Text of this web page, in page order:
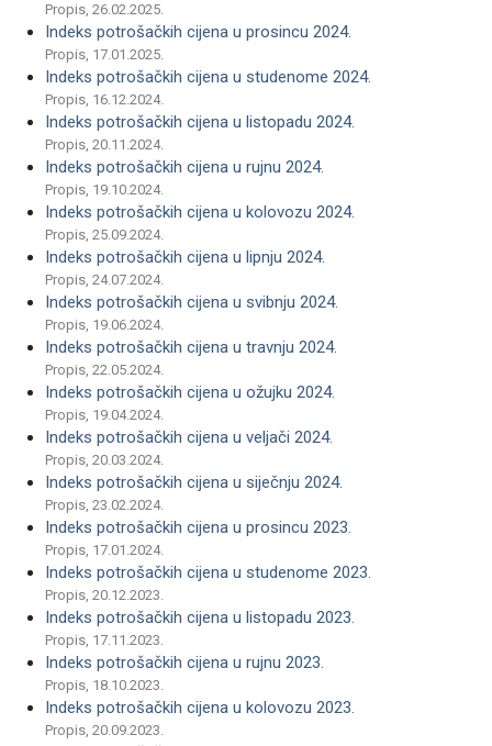
Propis, 26.02.2025.
Indeks potrošačkih cijena u prosincu 2024.
Propis, 17.01.2025.
Indeks potrošačkih cijena u studenome 2024.
Propis, 16.12.2024.
Indeks potrošačkih cijena u listopadu 2024.
Propis, 20.11.2024.
Indeks potrošačkih cijena u rujnu 2024.
Propis, 19.10.2024.
Indeks potrošačkih cijena u kolovozu 2024.
Propis, 25.09.2024.
Indeks potrošačkih cijena u lipnju 2024.
Propis, 24.07.2024.
Indeks potrošačkih cijena u svibnju 2024.
Propis, 19.06.2024.
Indeks potrošačkih cijena u travnju 2024.
Propis, 22.05.2024.
Indeks potrošačkih cijena u ožujku 2024.
Propis, 19.04.2024.
Indeks potrošačkih cijena u veljači 2024.
Propis, 20.03.2024.
Indeks potrošačkih cijena u siječnju 2024.
Propis, 23.02.2024.
Indeks potrošačkih cijena u prosincu 2023.
Propis, 17.01.2024.
Indeks potrošačkih cijena u studenome 2023.
Propis, 20.12.2023.
Indeks potrošačkih cijena u listopadu 2023.
Propis, 17.11.2023.
Indeks potrošačkih cijena u rujnu 2023.
Propis, 18.10.2023.
Indeks potrošačkih cijena u kolovozu 2023.
Propis, 20.09.2023.